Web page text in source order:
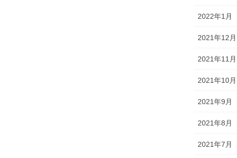
2022年1月
2021年12月
2021年11月
2021年10月
2021年9月
2021年8月
2021年7月